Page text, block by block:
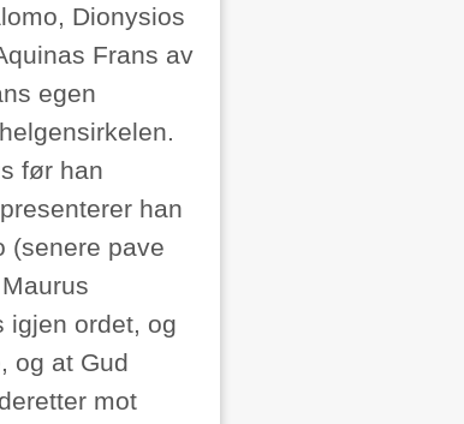
Dionysios
Frans av
egen
før han
han
(senere pave
igjen ordet, og
og at Gud
mot